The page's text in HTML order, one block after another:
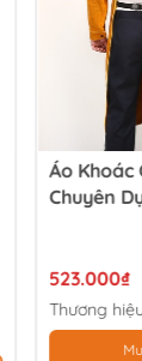
Áo Khoác
Chuyên
523.000₫
Thương